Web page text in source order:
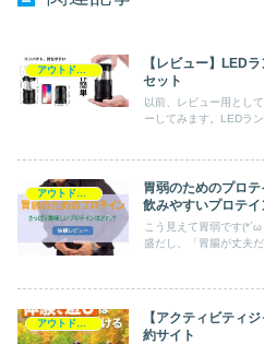
【レビュー】LED
セット
以前、レビュー用とし
ーしてみます。LEDラ
アウトドア・スポーツ
胃弱のためのプロ
飲みやすいプロテイ
こう見えて胃弱です
盛だし、「胃腸が丈夫
アウトドア・スポーツ
【アクティビティ
約サイト